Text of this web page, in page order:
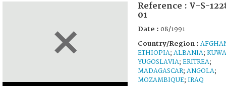
Reference : V-S-
01
Date : 08/1991
Country/Region :
ETHIOPIA; ALBANIA;
YUGOSLAVIA; ERITREA;
MADAGASCAR; ANGOLA;
MOZAMBIQUE; IRAQ